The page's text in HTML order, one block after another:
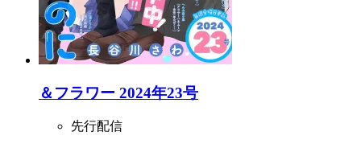
＆フラワー 2024年23号
先行配信